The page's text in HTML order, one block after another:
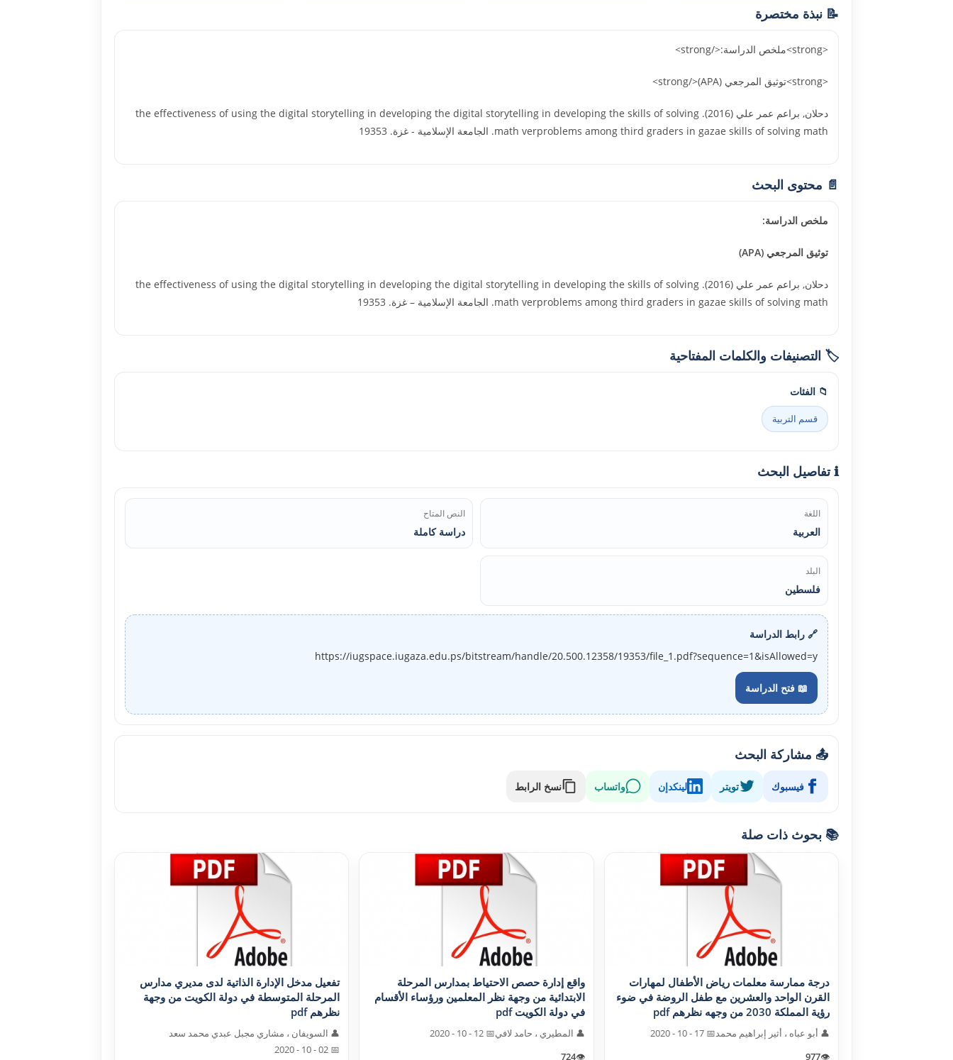
📝 نبذة مختصرة
<strong>ملخص الدراسة:</strong>
<strong>توثيق المرجعي (APA)</strong>
دحلان, براعم عمر علي (2016). the effectiveness of using the digital storytelling in developing the digital storytelling in developing the skills of solving
math verproblems among third graders in gazae skills of solving math. الجامعة الإسلامية - غزة. 19353
📄 محتوى البحث
ملخص الدراسة:
توثيق المرجعي (APA)
دحلان, براعم عمر علي (2016). the effectiveness of using the digital storytelling in developing the digital storytelling in developing the skills of solving
math verproblems among third graders in gazae skills of solving math. الجامعة الإسلامية – غزة. 19353
🏷️ التصنيفات والكلمات المفتاحية
📁 الفئات
قسم التربية
ℹ️ تفاصيل البحث
اللغة
العربية
النص المتاح
دراسة كاملة
البلد
فلسطين
🔗 رابط الدراسة
https://iugspace.iugaza.edu.ps/bitstream/handle/20.500.12358/19353/file_1.pdf?sequence=1&isAllowed=y
📖 فتح الدراسة
📤 مشاركة البحث
فيسبوك تويتر لينكدإن واتساب نسخ الرابط
📚 بحوث ذات صلة
درجة ممارسة معلمات رياض الأطفال لمهارات
القرن الواحد والعشرين مع طفل الروضة في ضوء
رؤية المملکة 2030 من وجهه نظرهم pdf
👤 أبو عباه ، أثير إبراهيم محمد📅 17 - 10 - 2020
👁️
977
واقع إدارة حصص الاحتياط بمدارس المرحلة
الابتدائية من وجهة نظر المعلمين ورؤساء الأقسام
في دولة الکويت pdf
👤 المطيري ، حامد لافي📅 12 - 10 - 2020
👁️
724
تفعيل مدخل الإدارة الذاتية لدى مديري مدارس
المرحلة المتوسطة في دولة الکويت من وجهة
نظرهم pdf
👤 السويفان ، مشاري مجبل عبدي محمد سعد
📅 02 - 10 - 2020